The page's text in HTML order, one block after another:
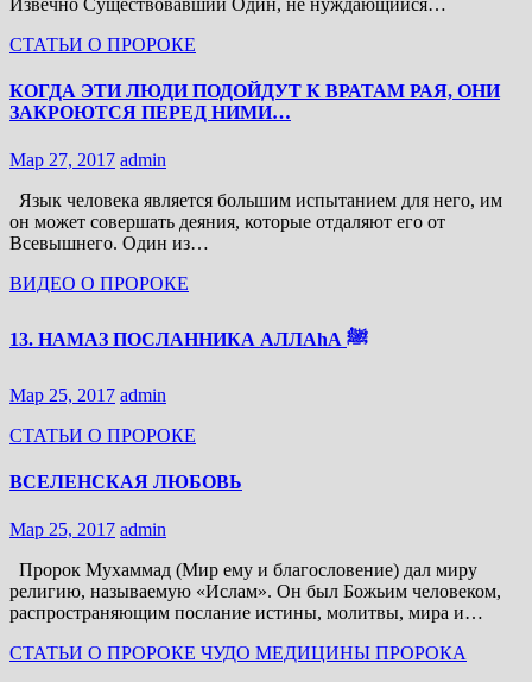
Извечно Существовавший Один, не нуждающийся…
СТАТЬИ О ПРОРОКЕ
КОГДА ЭТИ ЛЮДИ ПОДОЙДУТ К ВРАТАМ РАЯ, ОНИ
ЗАКРОЮТСЯ ПЕРЕД НИМИ…
Мар 27, 2017 admin
Язык человека является большим испытанием для него, им
он может совершать деяния, которые отдаляют его от
Всевышнего. Один из…
ВИДЕО О ПРОРОКЕ
13. НАМАЗ ПОСЛАННИКА АЛЛАhА ﷺ
Мар 25, 2017 admin
СТАТЬИ О ПРОРОКЕ
ВСЕЛЕНСКАЯ ЛЮБОВЬ
Мар 25, 2017 admin
Пророк Мухаммад (Мир ему и благословение) дал миру
религию, называемую «Ислам». Он был Божьим человеком,
распространяющим послание истины, молитвы, мира и…
СТАТЬИ О ПРОРОКЕ ЧУДО МЕДИЦИНЫ ПРОРОКА